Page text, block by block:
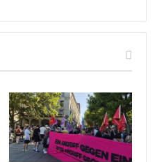
güç ve
değil
çatışma
kanatlarıyla
meydan